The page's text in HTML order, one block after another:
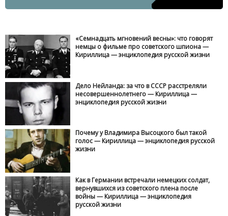
«Семнадцать мгновений весны»: что говорят
немцы о фильме про советского шпиона —
Кириллица — энциклопедия русской жизни
Дело Нейланда: за что в СССР расстреляли
несовершеннолетнего — Кириллица —
энциклопедия русской жизни
Почему у Владимира Высоцкого был такой
голос — Кириллица — энциклопедия русской
жизни
Как в Германии встречали немецких солдат,
вернувшихся из советского плена после
войны — Кириллица — энциклопедия
русской жизни